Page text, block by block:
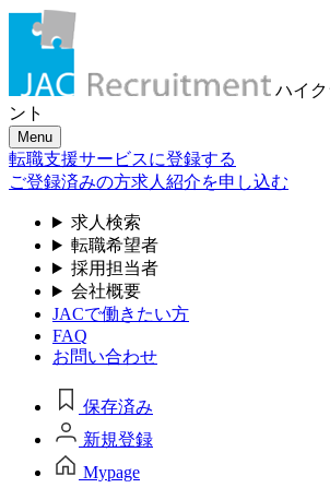
ハイ
ント
Menu
転職支援サービスに登録する
ご登録済みの方求人紹介を申し込む
求人検索
転職希望者
採用担当者
会社概要
JACで働きたい方
FAQ
お問い合わせ
保存済み
新規登録
Mypage